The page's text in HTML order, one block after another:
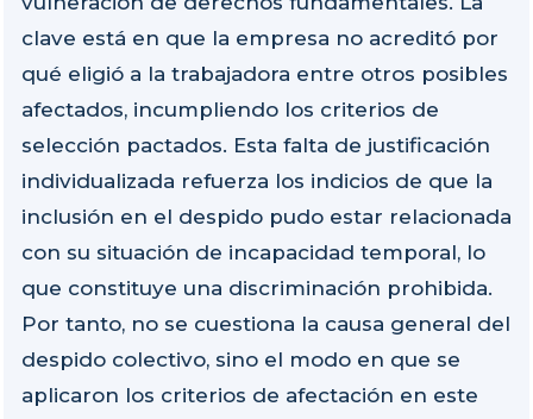
clave está en que la empresa no acreditó por
qué eligió a la trabajadora entre otros posibles
afectados, incumpliendo los criterios de
selección pactados. Esta falta de justificación
individualizada refuerza los indicios de que la
inclusión en el despido pudo estar relacionada
con su situación de incapacidad temporal, lo
que constituye una discriminación prohibida.
Por tanto, no se cuestiona la causa general del
despido colectivo, sino el modo en que se
aplicaron los criterios de afectación en este